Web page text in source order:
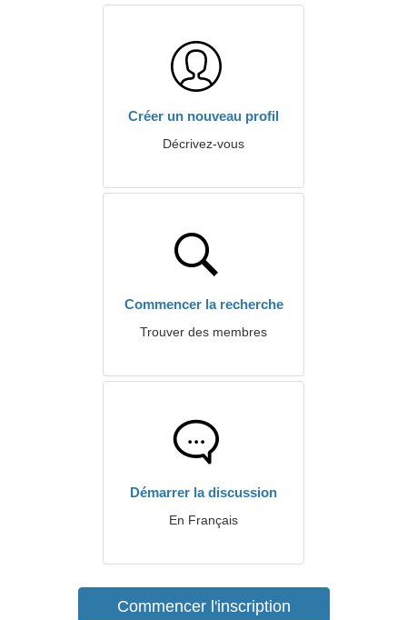
Créer un nouveau profil
Décrivez-vous
Commencer la recherche
Trouver des membres
Démarrer la discussion
En Français
Commencer l'inscription